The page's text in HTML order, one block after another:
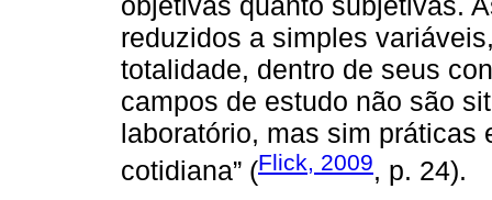
reduzidos a simples
totalidade, dentro de seus
campos de estudo não são
laboratório, mas sim práticas
cotidiana” (Flick, 2009, p. 24).